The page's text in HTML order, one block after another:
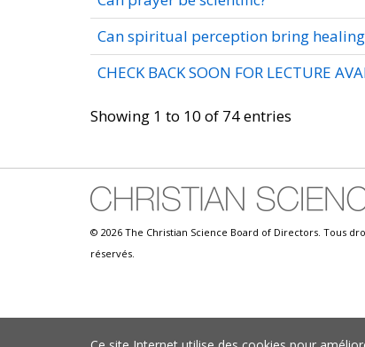
Can spiritual perception bring
CHECK BACK SOON FOR LECTURE
Showing 1 to 10 of 74 entries
© 2026 The Christian Science Board of Directors. Tous
réservés.